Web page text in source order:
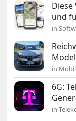
und
in
in
6G:
in